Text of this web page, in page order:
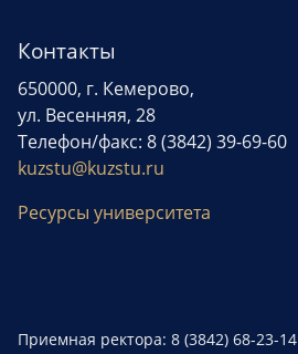
Контакты
650000, г. Кемерово,
ул. Весенняя, 28
Телефон/факс: 8 (3842) 39-69-60
kuzstu@kuzstu.ru
Ресурсы университета
Приемная ректора: 8 (3842) 68-23-14